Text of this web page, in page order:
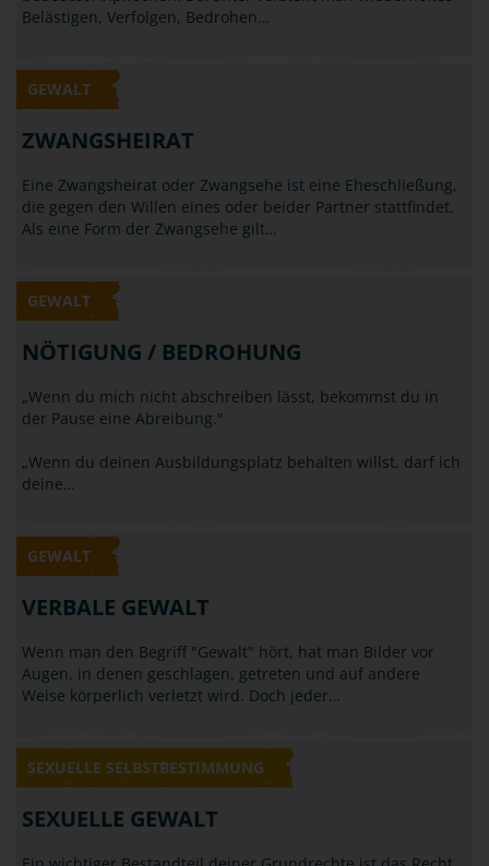
NACHSTELLUNG / STALKING
Der Begriff Stalking wird aus dem Englischen abgeleitet und
bedeutet Anpirschen. Darunter versteht man wiederholtes
Belästigen, Verfolgen, Bedrohen…
GEWALT
ZWANGSHEIRAT
Eine Zwangsheirat oder Zwangsehe ist eine Eheschließung,
die gegen den Willen eines oder beider Partner stattfindet.
Als eine Form der Zwangsehe gilt…
GEWALT
„Wenn du mich nicht abschreiben lässt, bekommst du in
„Wenn du deinen Ausbildungsplatz behalten willst, darf ich
deine…
GEWALT
VERBALE GEWALT
Wenn man den Begriff "Gewalt" hört, hat man Bilder vor
Augen, in denen geschlagen, getreten und auf andere
Weise körperlich verletzt wird. Doch jeder…
SEXUELLE SELBSTBESTIMMUNG